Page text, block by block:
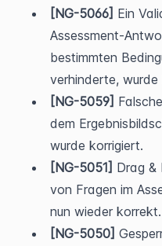
[NG-5066] Ein
Assessment-
bestimmten
verhinderte, wurde
[NG-5059]
dem
wurde korrigiert.
[NG-5051] Drag &
von Fragen im
nun wieder korrekt.
[NG-5050]